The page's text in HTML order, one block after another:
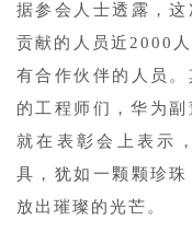
据参会人士透露，
贡献的人员近2000
有合作伙伴的人员
的工程师们，华为
就在表彰会上表示
具，犹如一颗颗珍
放出璀璨的光芒。